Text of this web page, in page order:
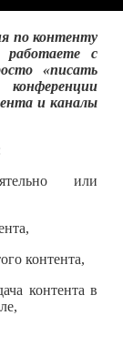
по контенту
с
«писать
и каналы
или
контента,
контента в